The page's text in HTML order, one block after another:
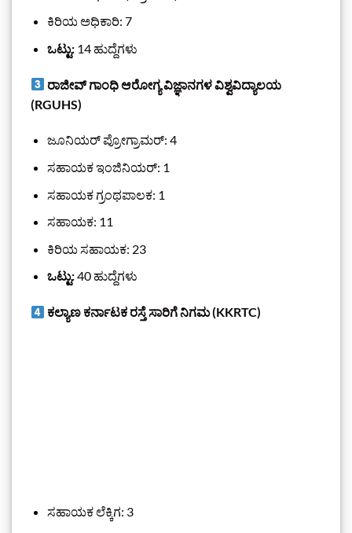
ಕಿರಿಯ ಅಧಿಕಾರಿ: 7
ಒಟ್ಟು:14 ಹುದ್ದೆಗಳು
ರಾಜೀವ್ ಗಾಂಧಿ ಆರೋಗ್ಯ ವಿಜ್ಞಾನಗಳ ವಿಶ್ವವಿದ್ಯಾಲಯ
(RGUHS)
ಜೂನಿಯರ್ ಪ್ರೋಗ್ರಾಮರ್: 4
ಸಹಾಯಕ ಇಂಜಿನಿಯರ್: 1
ಸಹಾಯಕ ಗ್ರಂಥಪಾಲಕ: 1
ಸಹಾಯಕ: 11
ಕಿರಿಯ ಸಹಾಯಕ: 23
ಒಟ್ಟು:40 ಹುದ್ದೆಗಳು
ಕಲ್ಯಾಣ ಕರ್ನಾಟಕ ರಸ್ತೆ ಸಾರಿಗೆ ನಿಗಮ (KKRTC)
ಸಹಾಯಕ ಲೆಕ್ಕಿಗ: 3